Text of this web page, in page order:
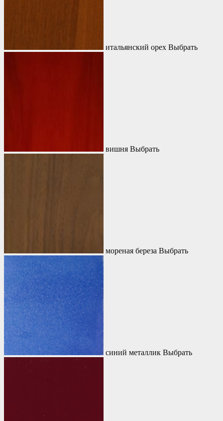
итальянский орех Выбрать
вишня Выбрать
мореная береза Выбрать
синий металлик Выбрать